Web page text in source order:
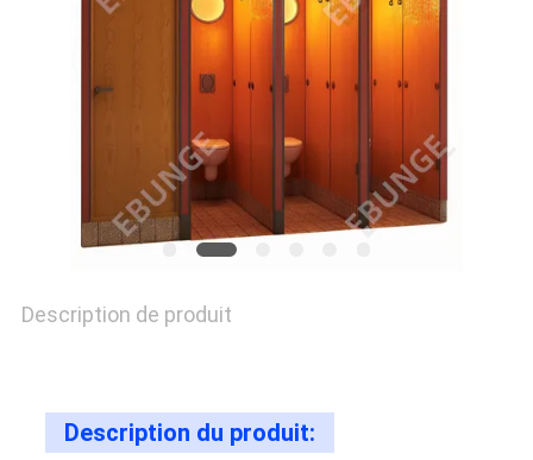
Description de produit
Description du produit: